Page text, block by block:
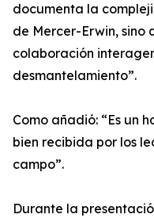
documenta la
de Mercer-Erwin, sino
colaboración
desmantelamiento”.
Como añadió: “Es un
bien recibida por los
campo”.
Durante la